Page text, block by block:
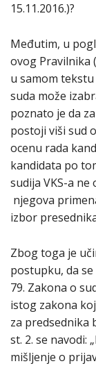
15.11.2016.)?
Međutim, u
ovog Pravilnika
u samom tekstu
suda može
poznato je da
postoji viši sud
ocenu rada
kandidata po
sudija VKS-a
njegova
izbor
Zbog toga je
postupku, da
79. Zakona o
istog zakona
za predsednika
st. 2. se navodi:
mišljenje o